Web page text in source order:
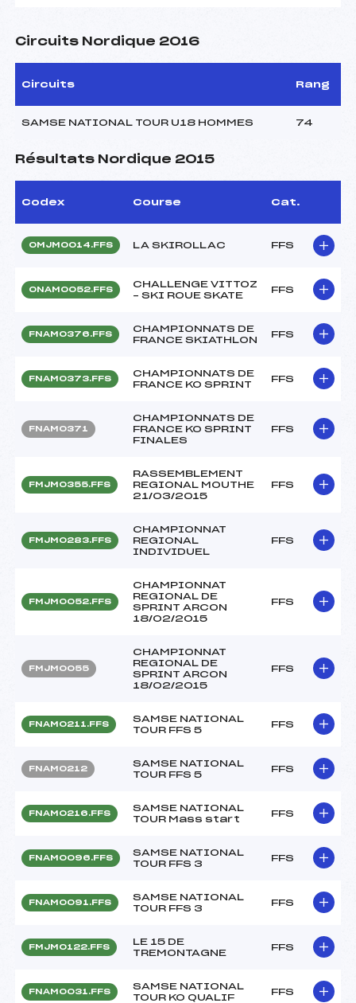
Circuits Nordique 2016
Circuits Rang
SAMSE NATIONAL TOUR U18 HOMMES 74
Résultats Nordique 2015
Codex Course Cat.
OMJM0014.FFS LA SKIROLLAC FFS
ONAM0052.FFS
CHALLENGE VITTOZ
– SKI ROUE SKATE
FFS
FNAM0376.FFS
CHAMPIONNATS DE
FRANCE SKIATHLON
FFS
FNAM0373.FFS
CHAMPIONNATS DE
FRANCE KO SPRINT
FFS
FNAM0371
CHAMPIONNATS DE
FRANCE KO SPRINT
FINALES
FFS
FMJM0355.FFS
RASSEMBLEMENT
REGIONAL MOUTHE
21/03/2015
FFS
FMJM0283.FFS
CHAMPIONNAT
REGIONAL
INDIVIDUEL
FFS
FMJM0052.FFS
CHAMPIONNAT
REGIONAL DE
SPRINT ARCON
18/02/2015
FFS
FMJM0055
CHAMPIONNAT
REGIONAL DE
SPRINT ARCON
18/02/2015
FFS
FNAM0211.FFS
SAMSE NATIONAL
TOUR FFS 5
FFS
FNAM0212
SAMSE NATIONAL
TOUR FFS 5
FFS
FNAM0216.FFS
SAMSE NATIONAL
TOUR Mass start
FFS
FNAM0096.FFS
SAMSE NATIONAL
TOUR FFS 3
FFS
FNAM0091.FFS
SAMSE NATIONAL
TOUR FFS 3
FFS
FMJM0122.FFS
LE 15 DE
TREMONTAGNE
FFS
FNAM0031.FFS
SAMSE NATIONAL
TOUR KO QUALIF
FFS